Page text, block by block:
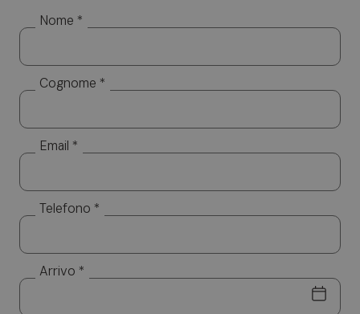
saranno utilizzati esclusivamente per dare risposta
diffusi a soggetti terzi. Titolare del trattamento è
Altea Software SRL, cui potrà rivolgersi per l’esercizio
dati, d’integrazione, rettifica e cancellazione. Per la
visione dell’informativa completa si rimanda a:
Nome *
Cognome *
Email *
Telefono *
Arrivo *